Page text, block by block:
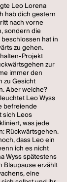
Leo Lorena
hab dich gestern
nach vorne
sondern die
hat in
zu gehen.
Projekt
zur
immer den
zu Gesicht
Aber welche?
Leo Wyss
befreiende
sich Leos
was jede
Rückwärtsgehen.
dass Leo ein
ich es nicht
Wyss spätestens
Blaupause erzählt
eine